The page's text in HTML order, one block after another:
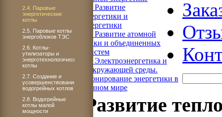
Книга 3. Развитие
теплоэнергетики и
гидроэнергетики
Книга 4. Развитие атомной
энергетики и объединенных
энергосистем
Книга 5. Электроэнергетика и
охрана окружающей среды.
Функционирование энергетики в
современном мире
Книга 3. Развитие
2.4. Паровые
энергетические
котлы
2.5. Паровые котлы
энергоблоков ТЭС
2.6. Котлы-
утилизаторы и
энерготехнологические
котлы
2.7. Создание и
усовершенствование
водогрейных котлов
2.8. Водогрейные
котлы малой
мощности